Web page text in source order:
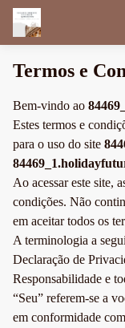
Termos e
Bem-vindo ao
Estes termos e
para o uso do site
Ao acessar este site,
condições. Não
em aceitar todos os
A terminologia a
Declaração de
Responsabilidade e
“Seu” referem-se a
em conformidade